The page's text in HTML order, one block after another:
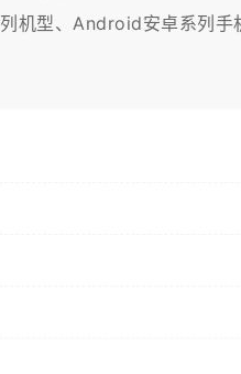
列机型、Android安卓系列